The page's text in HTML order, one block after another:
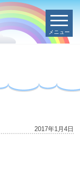
メニュー
2017年1月4日